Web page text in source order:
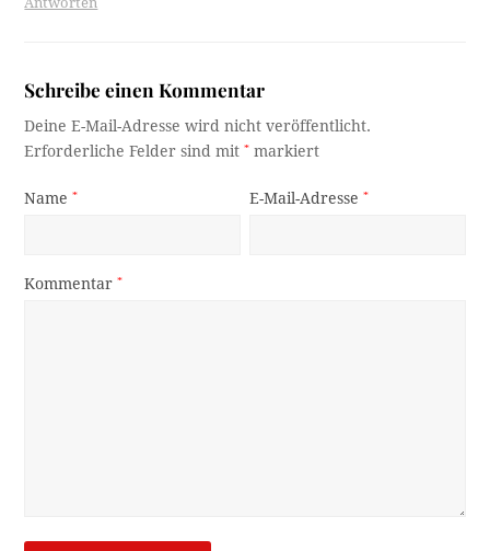
Schreibe einen Kommentar
Deine E-Mail-Adresse wird nicht veröffentlicht.
Erforderliche Felder sind mit* markiert
Name* E-Mail-Adresse*
Kommentar*